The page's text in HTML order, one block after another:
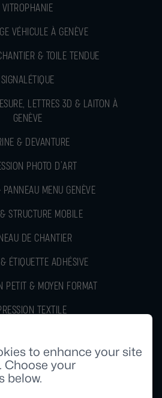
VITROPHANIE
VÉHICULE À GENÈVE
& TOILE TENDUE
SIGNALÉTIQUE
LETTRES 3D & LAITON À
GENÈVE
& DEVANTURE
PHOTO D’ART
MENU GENÈVE
STRUCTURE MOBILE
DE CHANTIER
ÉTIQUETTE ADHÉSIVE
PETIT & MOYEN FORMAT
TEXTILE
to enhance your site
Choose your
below.